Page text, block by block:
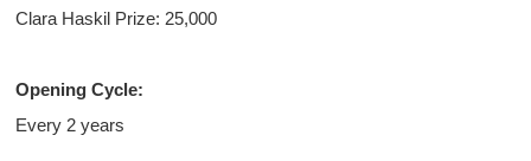
Clara Haskil Prize: 25,000
Opening Cycle:
Every 2 years